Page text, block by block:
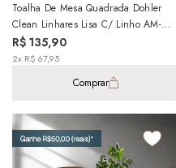
Toalha De Mesa Quadrada Dohler
Clean Linhares Lisa C/ Linho AM-
5215 8 Lugares 2,00m X 2,00m
R$ 135,90
2x R$ 67,95
Comprar